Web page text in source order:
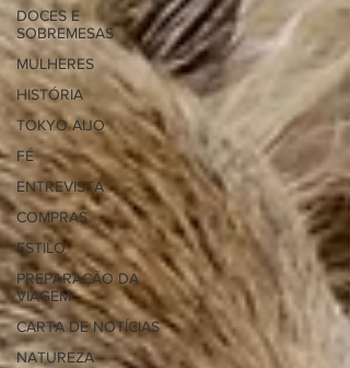
DOCES E
SOBREMESAS
MULHERES
HISTÓRIA
TOKYO AIJO
FÉ
ENTREVISTA
COMPRAS
ESTILO
PREPARAÇÃO DA
VIAGEM
CARTA DE NOTÍCIAS
NATUREZA